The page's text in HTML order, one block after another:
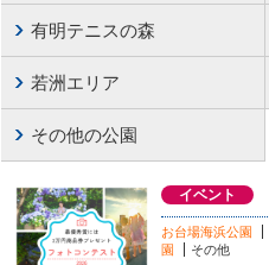
有明テニスの森
若洲エリア
その他の公園
イベント
お台場海浜公園
園
その他